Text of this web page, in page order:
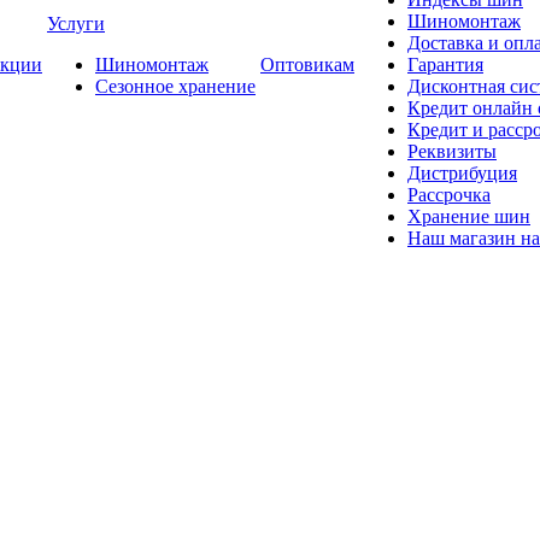
Услуги
Шиномонтаж
Сезонное хранение
Оптовикам
Шиномонтаж
Доставка и
Гарантия
Дисконтная
Кредит онлайн
Кредит и
Реквизиты
Дистрибуция
Рассрочка
Хранение шин
Наш магазин